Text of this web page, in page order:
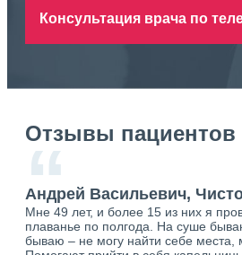
Консультация врача по
Отзывы пациентов
“
Андрей Васильевич,
Мне 49 лет, и более 15 из них я
плаванье по полгода. На суше
бываю – не могу найти себе места,